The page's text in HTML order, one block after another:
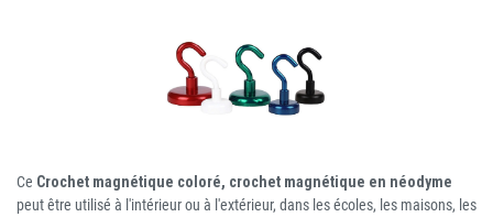
Ce Crochet magnétique coloré, crochet magnétique en néodyme
peut être utilisé à l'intérieur ou à l'extérieur, dans les écoles, les maisons, les